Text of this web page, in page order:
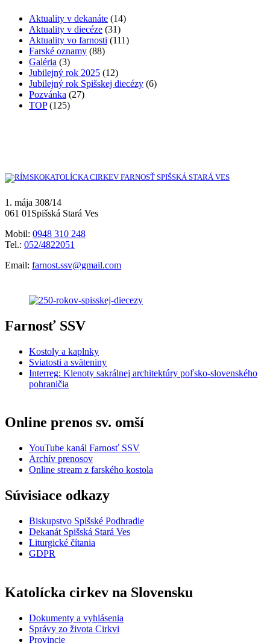
Aktuality v dekanáte (14)
Aktuality v diecéze (31)
Aktuality vo farnosti (111)
Farské oznamy (88)
Galéria (3)
Jubilejný rok 2025 (12)
Jubilejný rok Spišskej diecézy (6)
Pozvánka (27)
TOP(125)
1. mája 308/14
061 01Spišská Stará Ves
Mobil: 0948 310 248
Tel.: 052/4822051
Email: farnost.ssv@gmail.com
Farnosť SSV
Kostoly a kaplnky
Sviatosti a sväteniny
Interreg: Klenoty sakrálnej architektúry poľsko-slovenského
pohraničia
Online prenos sv. omší
YouTube kanál Farnosť SSV
Archív prenosov
Online stream z farského kostola
Súvisiace odkazy
Biskupstvo Spišské Podhradie
Dekanát Spišská Stará Ves
Liturgické čítania
GDPR
Katolícka cirkev na Slovensku
Dokumenty a vyhlásenia
Správy zo života Cirkvi
Provincie